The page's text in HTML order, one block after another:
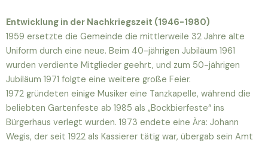
Entwicklung in der Nachkriegszeit (1946-1980)
1959 ersetzte die Gemeinde die mittlerweile 32 Jahre alte
Uniform durch eine neue. Beim 40-jährigen Jubiläum 1961
wurden verdiente Mitglieder geehrt, und zum 50-jährigen
Jubiläum 1971 folgte eine weitere große Feier.
1972 gründeten einige Musiker eine Tanzkapelle, während die
beliebten Gartenfeste ab 1985 als „Bockbierfeste“ ins
Bürgerhaus verlegt wurden. 1973 endete eine Ära: Johann
Wegis, der seit 1922 als Kassierer tätig war, übergab sein Amt